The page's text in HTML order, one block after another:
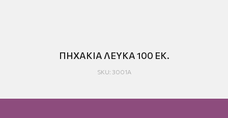
ΠΗΧΑΚΙΑ ΛΕΥΚΑ 100 ΕΚ.
SKU: 3001Α